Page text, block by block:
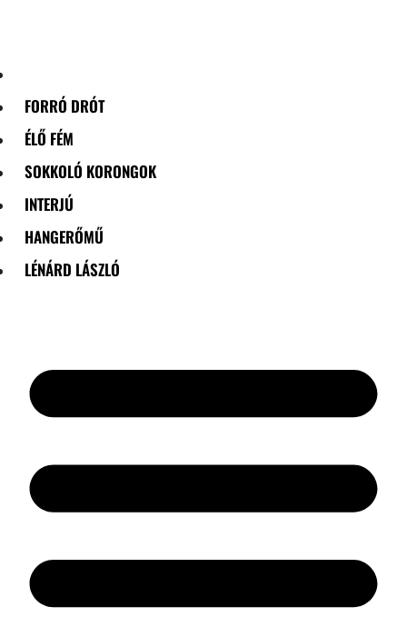
FORRÓ DRÓT
ÉLŐ FÉM
SOKKOLÓ KORONGOK
INTERJÚ
HANGERŐMŰ
LÉNÁRD LÁSZLÓ